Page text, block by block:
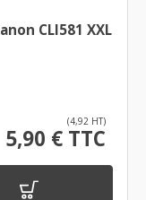
CLI581 XXL
(4,92 HT)
5,90 € TTC